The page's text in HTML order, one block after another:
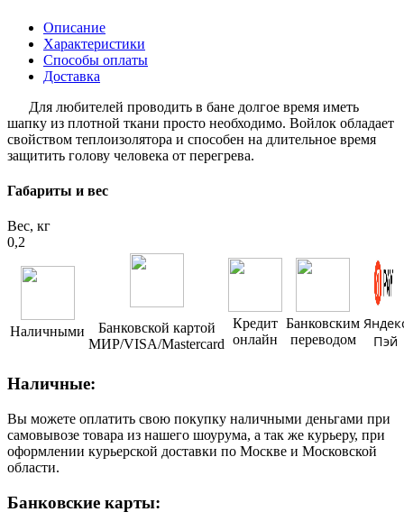
Описание
Характеристики
Способы оплаты
Доставка
Для любителей проводить в бане долгое время иметь
шапку из плотной ткани просто необходимо. Войлок обладает
свойством теплоизолятора и способен на длительное время
защитить голову человека от перегрева.
Габариты и вес
Вес, кг
0,2
Наличными
Банковской картой
МИР/VISA/Mastercard
Кредит
онлайн
Банковским
переводом
Пэй
Наличные:
Вы можете оплатить свою покупку наличными деньгами при
самовывозе товара из нашего шоурума, а так же курьеру, при
оформлении курьерской доставки по Москве и Московской
области.
Банковские карты: